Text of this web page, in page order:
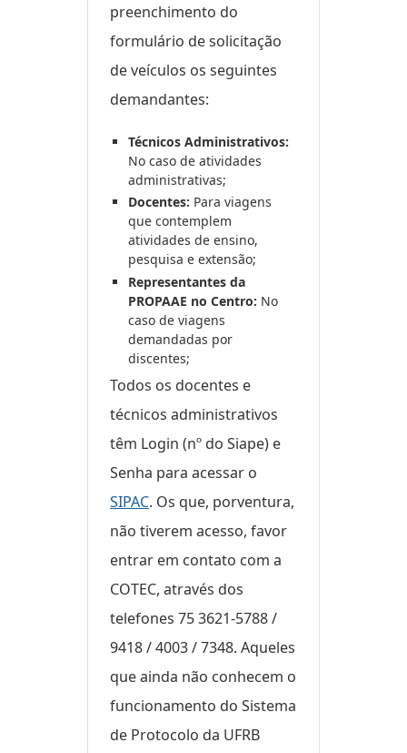
preenchimento do
formulário de solicitação
de veículos os seguintes
demandantes:
Técnicos Administrativos:
No caso de atividades
administrativas;
Docentes: Para viagens
que contemplem
atividades de ensino,
pesquisa e extensão;
Representantes da
PROPAAE no Centro: No
caso de viagens
demandadas por
discentes;
Todos os docentes e
técnicos administrativos
têm Login (nº do Siape) e
Senha para acessar o
SIPAC. Os que, porventura,
não tiverem acesso, favor
entrar em contato com a
COTEC, através dos
telefones 75 3621-5788 /
9418 / 4003 / 7348. Aqueles
que ainda não conhecem o
funcionamento do Sistema
de Protocolo da UFRB